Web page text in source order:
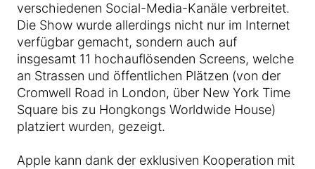
verschiedenen Social-Media-Kanäle verbreitet.
Die Show wurde allerdings nicht nur im Internet
verfügbar gemacht, sondern auch auf
insgesamt 11 hochauflösenden Screens, welche
an Strassen und öffentlichen Plätzen (von der
Cromwell Road in London, über New York Time
Square bis zu Hongkongs Worldwide House)
platziert wurden, gezeigt.
Apple kann dank der exklusiven Kooperation mit